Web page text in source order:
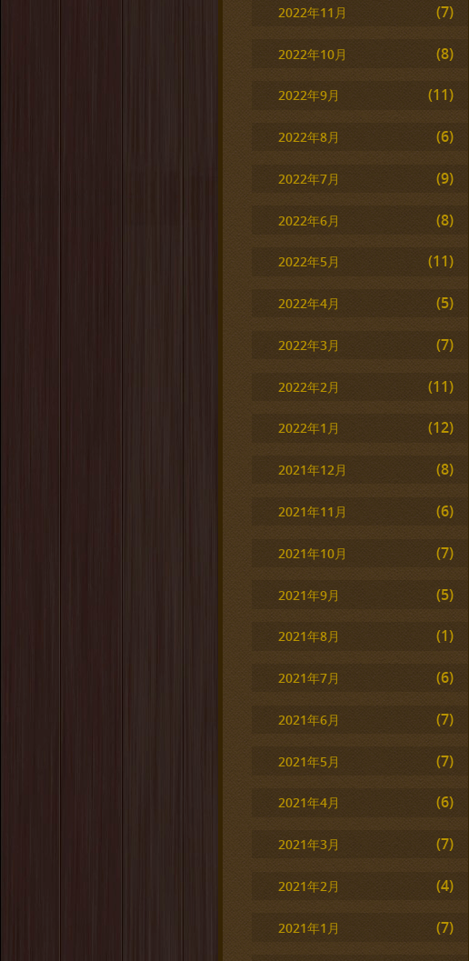
2022年11月 (7)
2022年10月 (8)
2022年9月 (11)
2022年8月 (6)
2022年7月 (9)
2022年6月 (8)
2022年5月 (11)
2022年4月 (5)
2022年3月 (7)
2022年2月 (11)
2022年1月 (12)
2021年12月 (8)
2021年11月 (6)
2021年10月 (7)
2021年9月 (5)
2021年8月 (1)
2021年7月 (6)
2021年6月 (7)
2021年5月 (7)
2021年4月 (6)
2021年3月 (7)
2021年2月 (4)
2021年1月 (7)